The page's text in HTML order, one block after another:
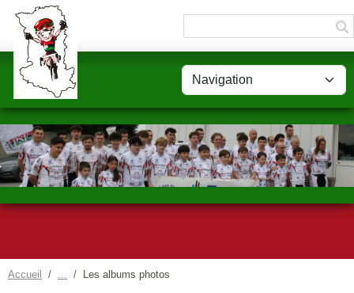
Accueil Les albums photos
Panneau de gestion des cookies